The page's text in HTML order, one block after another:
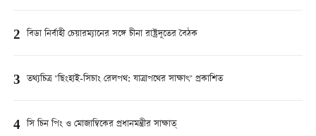
2 বিডা নির্বাহী চেয়ারম্যানের সঙ্গে চীনা রাষ্ট্রদূতের বৈঠক
3 তথ্যচিত্র "ছিংহাই-সিচাং রেলপথ: যাত্রাপথের সাক্ষাৎ" প্রকাশিত
4 সি চিন পিং ও মোজাম্বিকের প্রধানমন্ত্রীর সাক্ষাত্